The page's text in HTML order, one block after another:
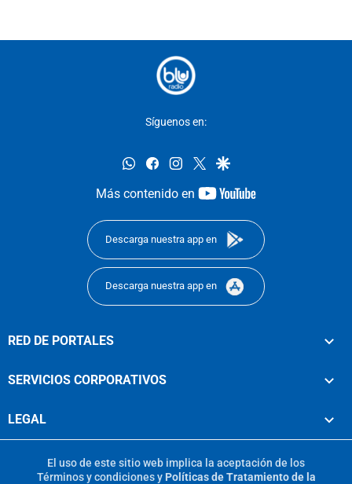
Síguenos en:
whatsappfacebookinstagram
twittergoogle
Más contenido en
youtube-
Descarga nuestra app en
Descarga nuestra app en
RED DE PORTALES
SERVICIOS CORPORATIVOS
LEGAL
El uso de este sitio web implica la aceptación de los
Términos y condicionesy Políticas de Tratamiento de la